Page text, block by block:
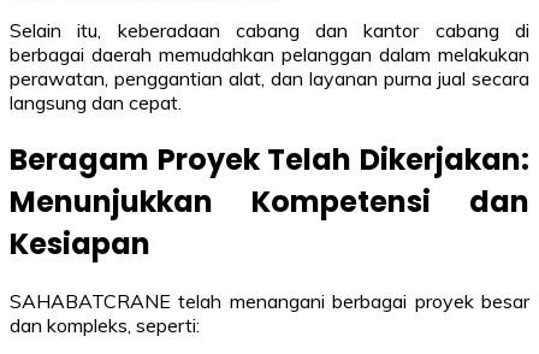
Selain itu, keberadaan cabang dan kantor cabang di
berbagai daerah memudahkan pelanggan dalam melakukan
perawatan, penggantian alat, dan layanan purna jual secara
langsung dan cepat.
Beragam Proyek Telah Dikerjakan:
Menunjukkan Kompetensi dan
Kesiapan
SAHABATCRANE telah menangani berbagai proyek besar
dan kompleks, seperti: